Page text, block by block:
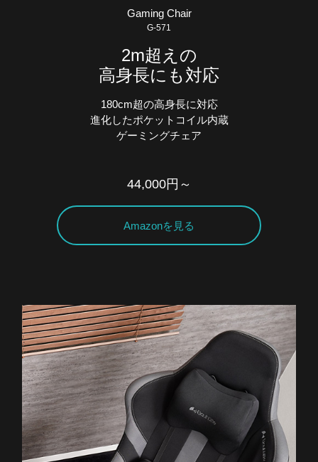
Gaming Chair
G-571
2m超えの
高身長にも対応
180cm超の高身長に対応
進化したポケットコイル内蔵
ゲーミングチェア
44,000円～
Amazonを見る